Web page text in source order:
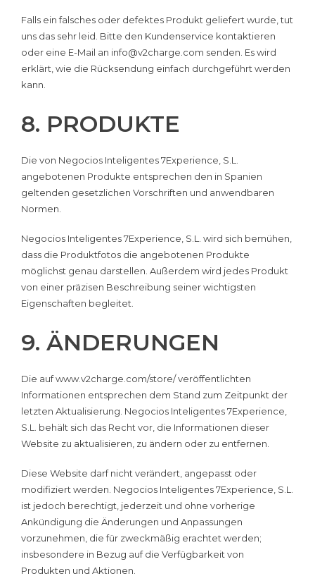
Falls ein falsches oder defektes Produkt geliefert wurde, tut
uns das sehr leid. Bitte den Kundenservice kontaktieren
oder eine E-Mail an info@v2charge.com senden. Es wird
erklärt, wie die Rücksendung einfach durchgeführt werden
kann.
8. PRODUKTE
Die von Negocios Inteligentes 7Experience, S.L.
angebotenen Produkte entsprechen den in Spanien
geltenden gesetzlichen Vorschriften und anwendbaren
Normen.
Negocios Inteligentes 7Experience, S.L. wird sich bemühen,
dass die Produktfotos die angebotenen Produkte
möglichst genau darstellen. Außerdem wird jedes Produkt
von einer präzisen Beschreibung seiner wichtigsten
Eigenschaften begleitet.
9. ÄNDERUNGEN
Die auf www.v2charge.com/store/ veröffentlichten
Informationen entsprechen dem Stand zum Zeitpunkt der
letzten Aktualisierung. Negocios Inteligentes 7Experience,
S.L. behält sich das Recht vor, die Informationen dieser
Website zu aktualisieren, zu ändern oder zu entfernen.
Diese Website darf nicht verändert, angepasst oder
modifiziert werden. Negocios Inteligentes 7Experience, S.L.
ist jedoch berechtigt, jederzeit und ohne vorherige
Ankündigung die Änderungen und Anpassungen
vorzunehmen, die für zweckmäßig erachtet werden;
insbesondere in Bezug auf die Verfügbarkeit von
Produkten und Aktionen.